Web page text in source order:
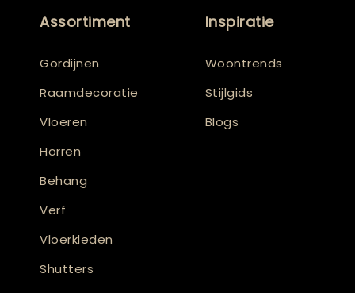
Assortiment
Gordijnen
Raamdecoratie
Vloeren
Horren
Behang
Verf
Vloerkleden
Shutters
Inspiratie
Woontrends
Stijlgids
Blogs